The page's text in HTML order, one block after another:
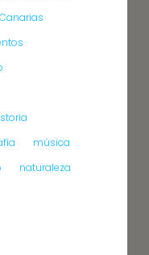
Canarias
música
naturaleza